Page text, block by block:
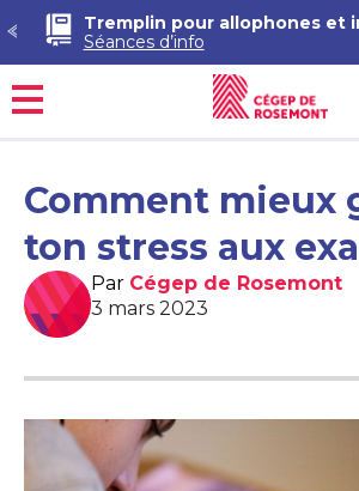
Tremplin pour allophones et
Séances d’info
Menu
Comment mieux
ton stress aux
Par Cégep de Rosemont
3 mars 2023